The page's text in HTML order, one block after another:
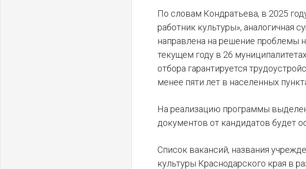
По словам Кондратьева, в 2025
работник культуры», аналогичная
направлена на решение проблемы
текущем году в 26
отбора гарантируется
менее пяти лет в населенных
На реализацию программы
документов от кандидатов будет
Список вакансий, названия
культуры Краснодарского края в